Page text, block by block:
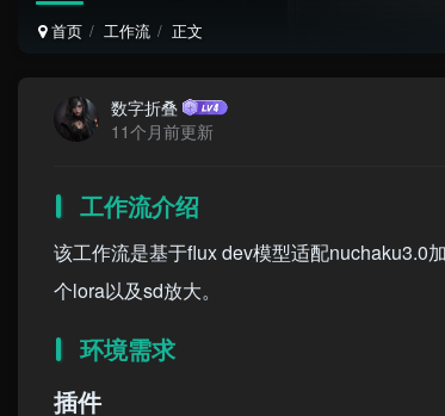
首页 工作流 正文
数字折叠
11个月前更新
工作流介绍
该工作流是基于flux dev模型适配nuchaku3.0
个lora以及sd放大。
环境需求
插件